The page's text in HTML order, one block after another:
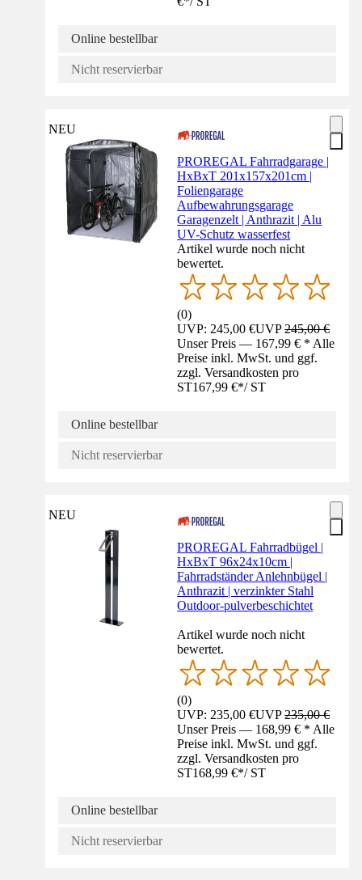
Online bestellbar
Nicht reservierbar
NEU
PROREGAL Fahrradgarage |
HxBxT 201x157x201cm |
Foliengarage
Aufbewahrungsgarage
Garagenzelt | Anthrazit | Alu
UV-Schutz wasserfest
Artikel wurde noch nicht
bewertet.
(0)
UVP: 245,00 €UVP245,00 €
Unser Preis — 167,99 € * Alle
Preise inkl. MwSt. und ggf.
zzgl. Versandkosten pro
ST167,99 €*/ ST
Online bestellbar
Nicht reservierbar
NEU
PROREGAL Fahrradbügel |
HxBxT 96x24x10cm |
Fahrradständer Anlehnbügel |
Anthrazit | verzinkter Stahl
Outdoor-pulverbeschichtet
Artikel wurde noch nicht
bewertet.
(0)
UVP: 235,00 €UVP235,00 €
Unser Preis — 168,99 € * Alle
Preise inkl. MwSt. und ggf.
zzgl. Versandkosten pro
ST168,99 €*/ ST
Online bestellbar
Nicht reservierbar